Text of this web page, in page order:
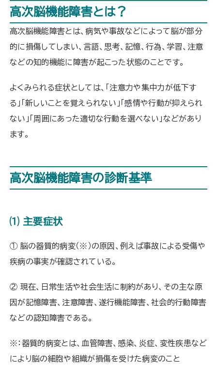
高次脳機能障害とは？
高次脳機能障害とは、病気や事故などによって脳が部分
的に損傷してしまい、言語、思考、記憶、行為、学習、注意
などの知的機能に障害が起こった状態のことです。
よくみられる症状としては、「注意力や集中力が低下す
る」「新しいことを覚えられない」「感情や行動が抑えられ
ない」「周囲にあった適切な行動を選べない」などがあり
ます。
高次脳機能障害の診断基準
⑴ 主要症状
① 脳の器質的病変（※）の原因、例えば事故による受傷や
疾病の事実が確認されている。
② 現在、日常生活や社会生活に制約があり、その主な原
因が記憶障害、注意障害、遂行機能障害、社会的行動障害
などの認知障害である。
※：器質的病変とは、血管障害、感染、炎症、変性疾患など
により脳の細胞や組織が損傷を受けた病変のこと